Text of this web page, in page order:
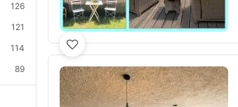
126
121
114
89